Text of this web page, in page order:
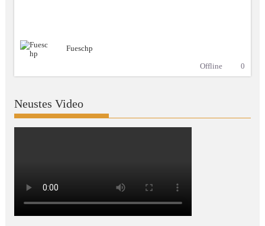
Fueschp
Offline
0
Neustes Video